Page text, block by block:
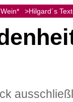
>Hilgard´s